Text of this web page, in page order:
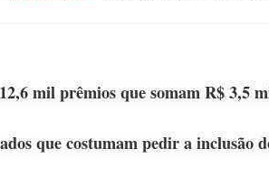
mil prêmios que somam R$ 3,5
que costumam pedir a inclusão